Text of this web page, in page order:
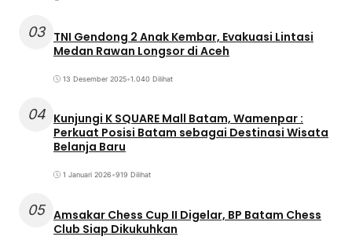
03 TNI Gendong 2 Anak Kembar, Evakuasi Lintasi
Medan Rawan Longsor di Aceh
13 Desember 2025•1.040 Dilihat
04 Kunjungi K SQUARE Mall Batam, Wamenpar :
Perkuat Posisi Batam sebagai Destinasi Wisata
Belanja Baru
1 Januari 2026•919 Dilihat
05 Amsakar Chess Cup II Digelar, BP Batam Chess
Club Siap Dikukuhkan